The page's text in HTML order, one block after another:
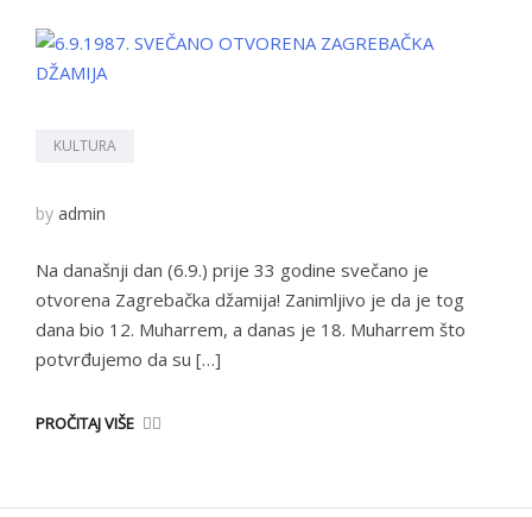
KULTURA
by admin
Na današnji dan (6.9.) prije 33 godine svečano je
otvorena Zagrebačka džamija! Zanimljivo je da je tog
dana bio 12. Muharrem, a danas je 18. Muharrem što
potvrđujemo da su […]
PROČITAJ VIŠE